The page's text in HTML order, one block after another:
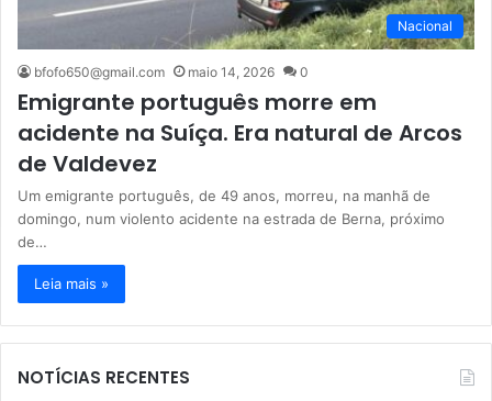
Nacional
bfofo650@gmail.com maio 14, 2026 0
Emigrante português morre em
acidente na Suíça. Era natural de Arcos
de Valdevez
Um emigrante português, de 49 anos, morreu, na manhã de
domingo, num violento acidente na estrada de Berna, próximo
de…
Leia mais »
NOTÍCIAS RECENTES